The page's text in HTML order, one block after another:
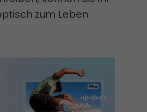
zum Leben